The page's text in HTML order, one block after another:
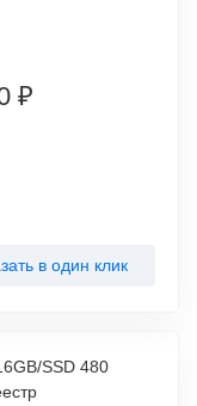
₽
в один клик
SSD 480